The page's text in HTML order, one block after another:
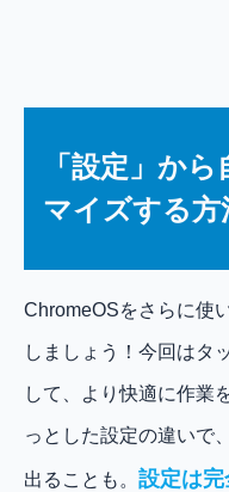
「設定」か
マイズする方
ChromeOSをさらに使
しましょう！今回はタ
して、より快適に作業
っとした設定の違いで
出ることも。 設定は